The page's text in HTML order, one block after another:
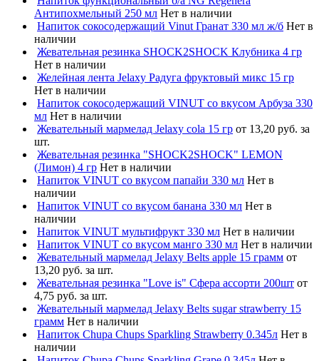
Антипохмельный 250 мл Нет в наличии
Напиток сокосодержащий Vinut Гранат 330 мл ж/б Нет в
наличии
Жевательная резинка SHOCK2SHOCK Клубника 4 гр
Нет в наличии
Желейная лента Jelaxy Радуга фруктовый микс 15 гр
Нет в наличии
Напиток сокосодержащий VINUT со вкусом Арбуза 330
мл Нет в наличии
Жевательный мармелад Jelaxy cola 15 гр от 13,20 руб. за
шт.
Жевательная резинка "SHOCK2SHOCK" LEMON
(Лимон) 4 гр Нет в наличии
Напиток VINUT со вкусом папайи 330 мл Нет в
наличии
Напиток VINUT со вкусом банана 330 мл Нет в
наличии
Напиток VINUT мультифрукт 330 мл Нет в наличии
Напиток VINUT со вкусом манго 330 мл Нет в наличии
Жевательный мармелад Jelaxy Belts apple 15 грамм от
13,20 руб. за шт.
Жевательная резинка "Love is" Сфера ассорти 200шт от
4,75 руб. за шт.
Жевательный мармелад Jelaxy Belts sugar strawberry 15
грамм Нет в наличии
Напиток Chupa Chups Sparkling Strawberry 0.345л Нет в
наличии